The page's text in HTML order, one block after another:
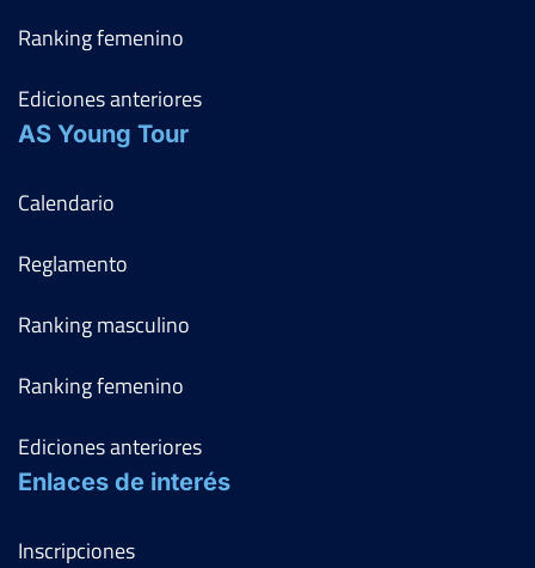
Ranking femenino
Ediciones anteriores
AS Young Tour
Calendario
Reglamento
Ranking masculino
Ranking femenino
Ediciones anteriores
Enlaces de interés
Inscripciones